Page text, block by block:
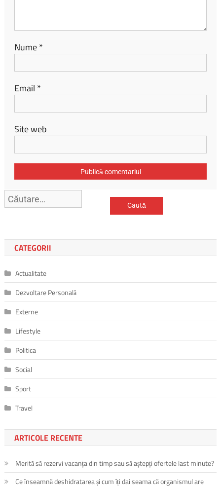
Nume*
Email *
Site web
Caută
după:
CATEGORII
Actualitate
Dezvoltare Personală
Externe
Lifestyle
Politica
Social
Sport
Travel
ARTICOLE RECENTE
Merită să rezervi vacanța din timp sau să aștepți ofertele last minute?
Ce înseamnă deshidratarea și cum îți dai seama că organismul are